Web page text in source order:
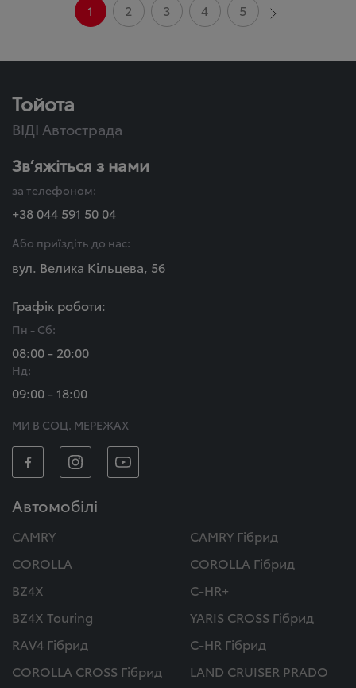
1 2 3 4 5
Тойота
ВІДІ Автострада
Зв’яжіться з нами
за телефоном:
+38 044 591 50 04
Або приїздіть до нас:
вул. Велика Кільцева, 56
Графік роботи:
Пн - Сб:
08:00 - 20:00
Нд:
09:00 - 18:00
МИ В СОЦ. МЕРЕЖАХ
Автомобілі
CAMRY
CAMRY Гібрид
COROLLA
COROLLA Гібрид
BZ4X
C-HR+
BZ4X Touring
YARIS CROSS Гібрид
RAV4 Гібрид
C-HR Гібрид
COROLLA CROSS Гібрид
LAND CRUISER PRADO